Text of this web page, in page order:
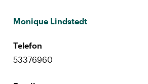
Monique Lindstedt
Telefon
53376960